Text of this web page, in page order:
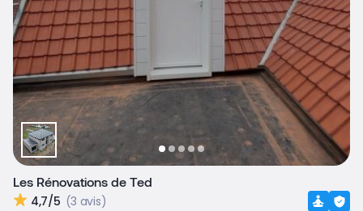
Les Rénovations de Ted
4,7/5 (3 avis)